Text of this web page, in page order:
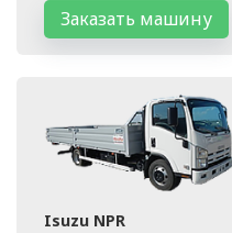
Заказать машину
Isuzu NPR